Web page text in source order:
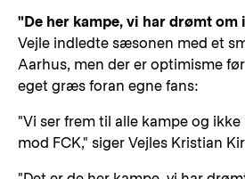
"De her kampe, vi har drømt om
Vejle indledte sæsonen med et
Aarhus, men der er optimisme
eget græs foran egne fans:
"Vi ser frem til alle kampe og
mod FCK," siger Vejles Kristian